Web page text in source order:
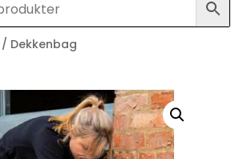
/ Dekkenbag